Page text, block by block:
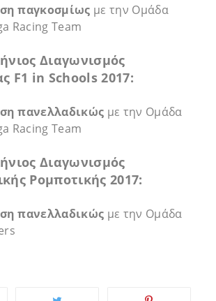
παγκοσμίως με την Ομάδα
Racing Team
Διαγωνισμός
F1 in Schools2017:
πανελλαδικώς με την Ομάδα
Racing Team
Διαγωνισμός
Ρομποτικής 2017:
πανελλαδικώς με την Ομάδα